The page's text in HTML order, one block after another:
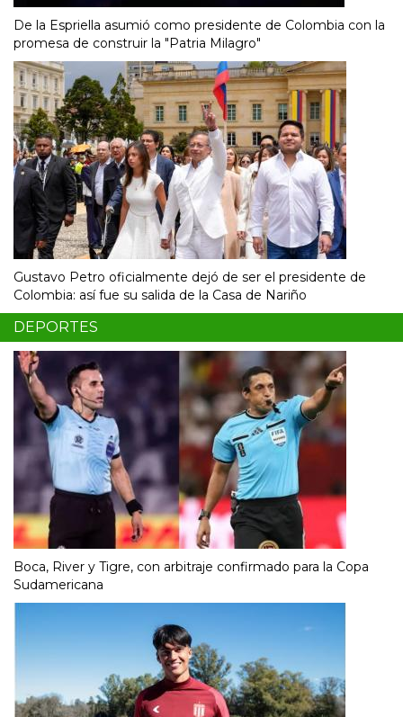
De la Espriella asumió como presidente de Colombia con la
promesa de construir la "Patria Milagro"
Gustavo Petro oficialmente dejó de ser el presidente de
Colombia: así fue su salida de la Casa de Nariño
DEPORTES
Boca, River y Tigre, con arbitraje confirmado para la Copa
Sudamericana